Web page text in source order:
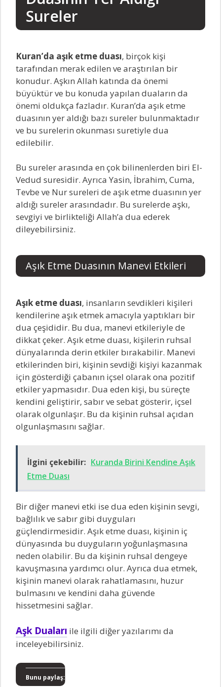
Sureler
Kuran’da aşık etme duası, birçok kişi
tarafından merak edilen ve araştırılan bir
konudur. Aşkın Allah katında da önemi
büyüktür ve bu konuda yapılan duaların da
önemi oldukça fazladır. Kuran’da aşık etme
duasının yer aldığı bazı sureler bulunmaktadır
ve bu surelerin okunması suretiyle dua
edilebilir.
Bu sureler arasında en çok bilinenlerden biri El-
Vedud suresidir. Ayrıca Yasin, İbrahim, Cuma,
Tevbe ve Nur sureleri de aşık etme duasının yer
aldığı sureler arasındadır. Bu surelerde aşkı,
sevgiyi ve birlikteliği Allah’a dua ederek
dileyebilirsiniz.
Aşık Etme Duasının Manevi Etkileri
Aşık etme duası, insanların sevdikleri kişileri
kendilerine aşık etmek amacıyla yaptıkları bir
dua çeşididir. Bu dua, manevi etkileriyle de
dikkat çeker. Aşık etme duası, kişilerin ruhsal
dünyalarında derin etkiler bırakabilir. Manevi
etkilerinden biri, kişinin sevdiği kişiyi kazanmak
için gösterdiği çabanın içsel olarak ona pozitif
etkiler yapmasıdır. Dua eden kişi, bu süreçte
kendini geliştirir, sabır ve sebat gösterir, içsel
olarak olgunlaşır. Bu da kişinin ruhsal açıdan
olgunlaşmasını sağlar.
İlgini çekebilir: Kuranda Birini Kendine Aşık
Etme Duası
Bir diğer manevi etki ise dua eden kişinin sevgi,
bağlılık ve sabır gibi duyguları
güçlendirmesidir. Aşık etme duası, kişinin iç
dünyasında bu duyguların yoğunlaşmasına
neden olabilir. Bu da kişinin ruhsal dengeye
kavuşmasına yardımcı olur. Ayrıca dua etmek,
kişinin manevi olarak rahatlamasını, huzur
bulmasını ve kendini daha güvende
hissetmesini sağlar.
Aşk Duaları ile ilgili diğer yazılarımı da
inceleyebilirsiniz.
Bunu paylaş: